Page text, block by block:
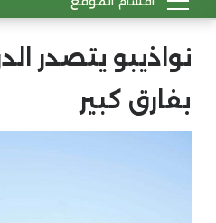
نواذيبو يتصدر
بفارق كبير